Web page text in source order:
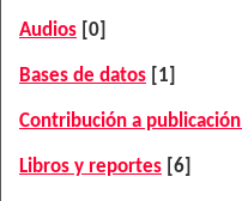
Audios [0]
Bases de datos [1]
Contribución a
Libros y reportes [6]